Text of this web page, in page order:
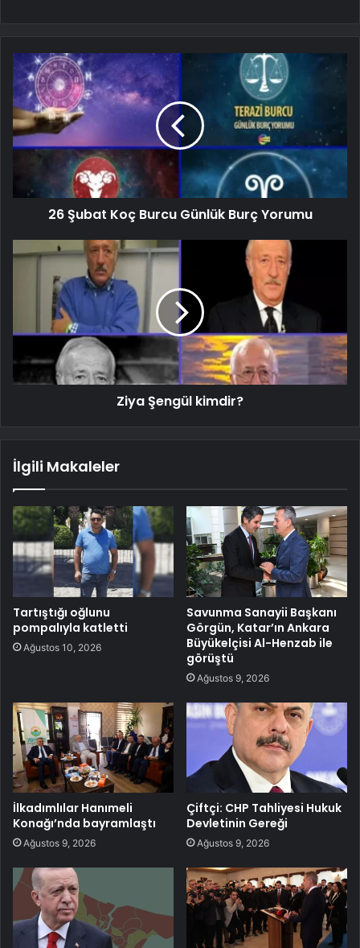
26 Şubat Koç Burcu Günlük Burç Yorumu
Ziya Şengül kimdir?
İlgili Makaleler
Tartıştığı oğlunu
pompalıyla katletti
Ağustos 10, 2026
Savunma Sanayii Başkanı
Görgün, Katar’ın Ankara
Büyükelçisi Al-Henzab ile
görüştü
Ağustos 9, 2026
İlkadımlılar Hanımeli
Konağı’nda bayramlaştı
Ağustos 9, 2026
Çiftçi: CHP Tahliyesi Hukuk
Devletinin Gereği
Ağustos 9, 2026